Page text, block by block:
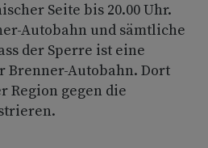
Seite bis 20.00 Uhr.
Autobahn und sämtliche
der Sperre ist eine
Brenner-Autobahn. Dort
Region gegen die